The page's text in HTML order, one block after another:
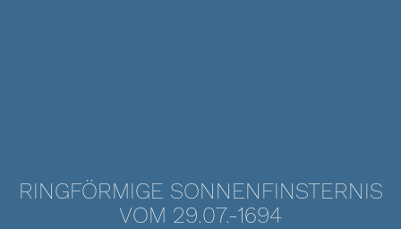
RINGFÖRMIGE SONNENFINSTERNIS
VOM 29.07.-1694